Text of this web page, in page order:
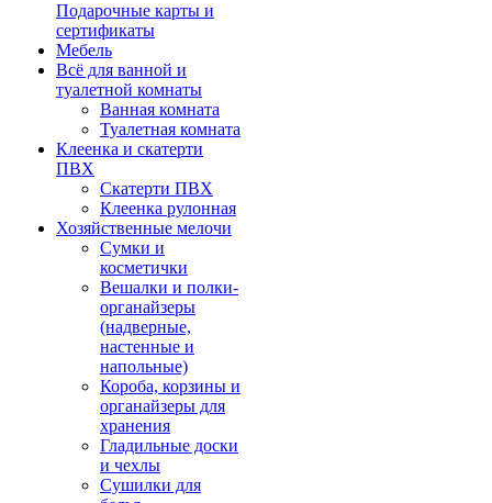
Подарочные карты и
сертификаты
Мебель
Всё для ванной и
туалетной комнаты
Ванная комната
Туалетная комната
Клеенка и скатерти
ПВХ
Скатерти ПВХ
Клеенка рулонная
Хозяйственные мелочи
Сумки и
косметички
Вешалки и полки-
органайзеры
(надверные,
настенные и
напольные)
Короба, корзины и
органайзеры для
хранения
Гладильные доски
и чехлы
Сушилки для